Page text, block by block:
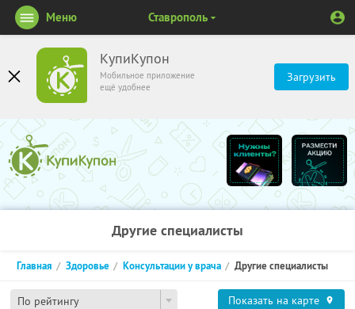
КупиКупон
Мобильное приложение
ещё удобнее
Загрузить
Меню Ставрополь
Другие специалисты
По рейтингу
Главная Здоровье Консультации у врача Другие специалисты
Показать на карте